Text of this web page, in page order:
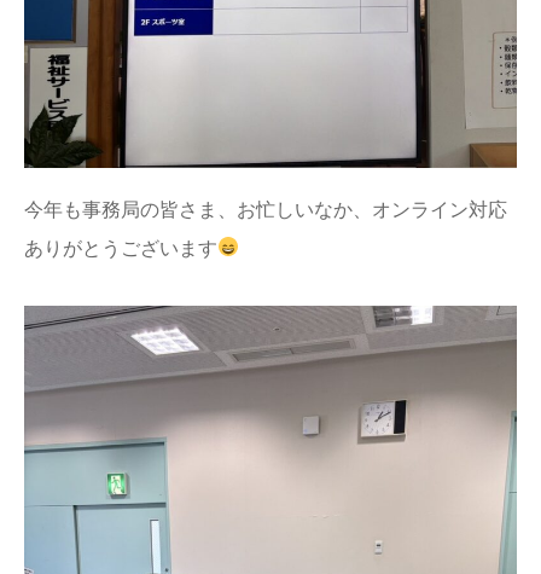
今年も事務局の皆さま、お忙しいなか、オンライン対応
ありがとうございます